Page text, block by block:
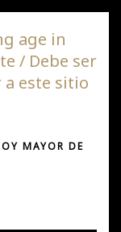
DE
age in
/ Debe ser
a este sitio
MAYOR DE